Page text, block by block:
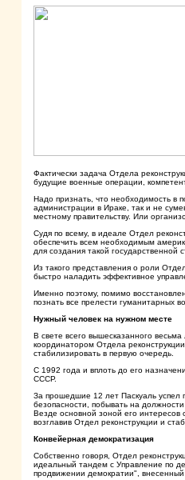
Фактически задача Отдела
будущие военные операции,
Надо признать, что необходимость в
администрации в Ираке, так и не
местному правительству. Или
Судя по всему, в идеале Отдел
обеспечить всем необходимым
для создания такой государственной
Из такого представления о роли
быстро наладить эффективное
Именно поэтому, помимо
познать все прелести гуманитарных
Нужный человек на нужном месте
В свете всего вышесказанного
координатором Отдела
стабилизировать в первую очередь.
С 1992 года и вплоть до его
СССР.
За прошедшие 12 лет Паскуаль успел
безопасности, побывать на
Везде основной зоной его
возглавив Отдел реконструкции и
Конвейерная демократизация
Собственно говоря, Отдел
идеальный тандем с Управление по
продвижении демократии",